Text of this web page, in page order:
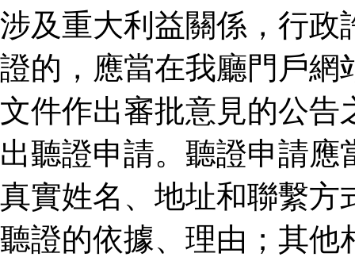
涉及重大利益關係，行政
證的，應當在我廳門戶網
文件作出審批意見的公告
出聽證申請。聽證申請
真實姓名、地址和聯繫方
聽證的依據、理由；其他